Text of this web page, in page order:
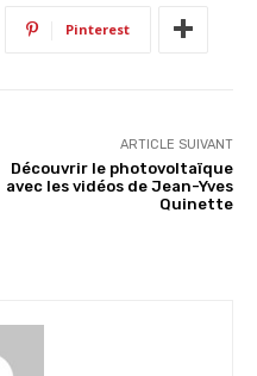
Pinterest
ARTICLE SUIVANT
Découvrir le photovoltaïque
avec les vidéos de Jean-Yves
Quinette